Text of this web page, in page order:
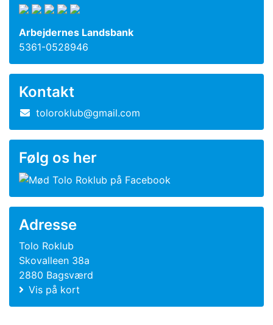
Arbejdernes Landsbank
5361-0528946
Kontakt
toloroklub@gmail.com
Følg os her
Adresse
Tolo Roklub
Skovalleen 38a
2880 Bagsværd
Vis på kort